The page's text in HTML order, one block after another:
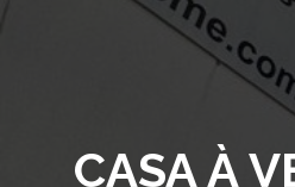
CASA À